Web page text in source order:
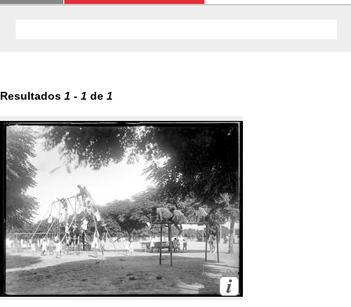
Resultados 1 - 1 de 1